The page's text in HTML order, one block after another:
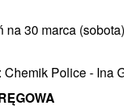
na 30 marca (sobota)
Chemik Police - Ina